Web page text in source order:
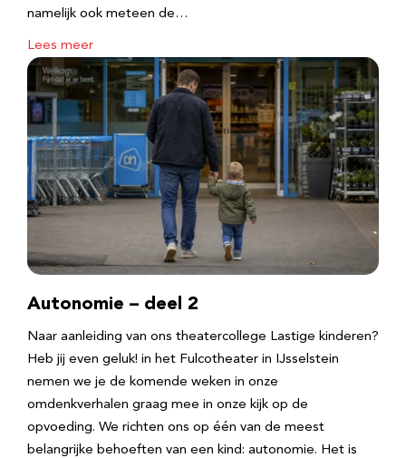
namelijk ook meteen de…
Lees meer
Autonomie – deel 2
Naar aanleiding van ons theatercollege Lastige kinderen?
Heb jij even geluk! in het Fulcotheater in IJsselstein
nemen we je de komende weken in onze
omdenkverhalen graag mee in onze kijk op de
opvoeding. We richten ons op één van de meest
belangrijke behoeften van een kind: autonomie. Het is